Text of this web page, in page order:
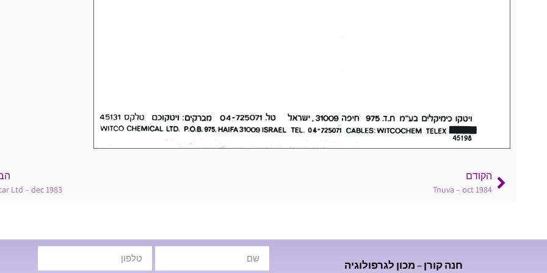
הקודם
Tnuva – oct 1984
Ltd – dec 1983
חנה קורן – מכון לגרפולוגיה